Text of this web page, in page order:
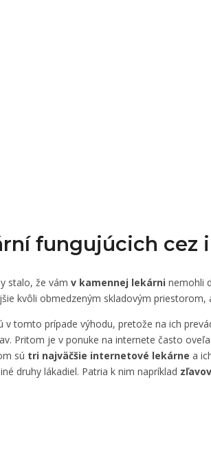
fungujúcich cez
stalo, že vám v kamennej lekárni nemohli
kvôli obmedzeným skladovým priestorom,
v tomto prípade výhodu, pretože na ich
Pritom je v ponuke na internete často
sú tri najväčšie internetové lekárne a
druhy lákadiel. Patria k nim napríklad